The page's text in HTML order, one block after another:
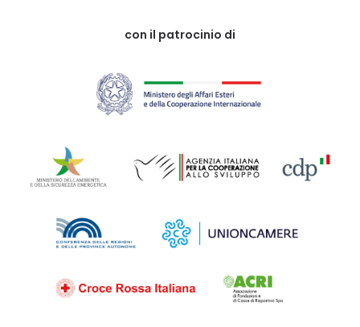
con il patrocinio di